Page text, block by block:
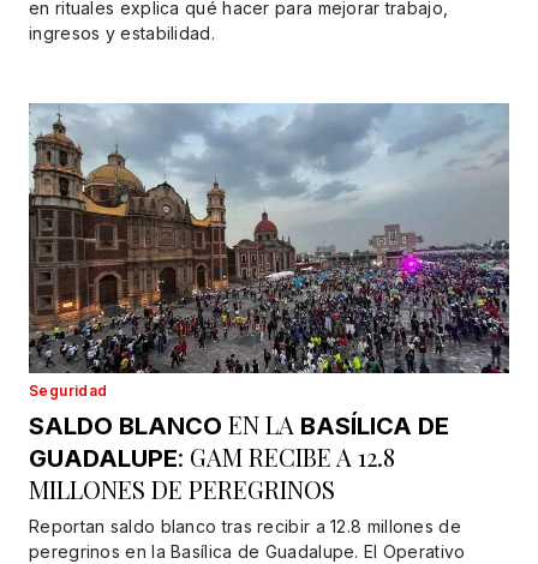
en rituales explica qué hacer para mejorar trabajo,
ingresos y estabilidad.
Seguridad
SALDO BLANCO EN LA BASÍLICA DE
GUADALUPE: GAM RECIBE A 12.8
MILLONES DE PEREGRINOS
Reportan saldo blanco tras recibir a 12.8 millones de
peregrinos en la Basílica de Guadalupe. El Operativo